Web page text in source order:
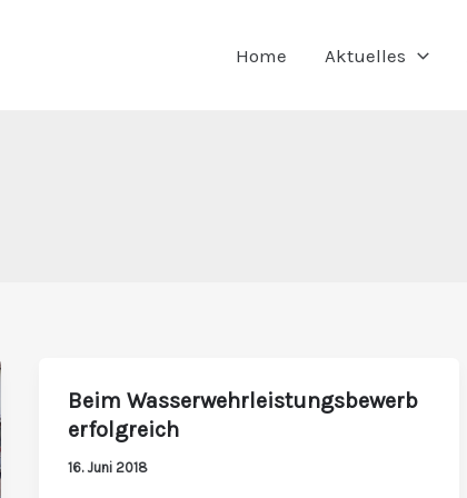
Home Aktuelles
Beim Wasserwehrleistungsbewerb
erfolgreich
16. Juni 2018
Beim
Wasserwehrleistungsbewerb
erfolgreich